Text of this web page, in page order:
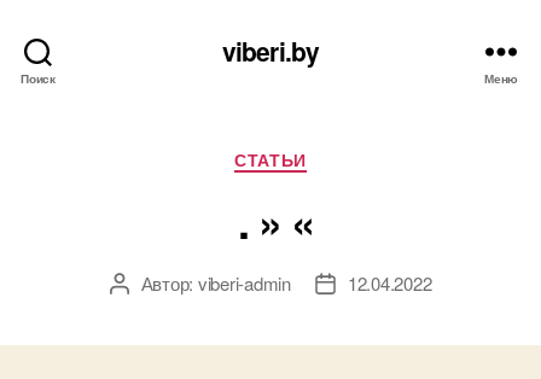
Поиск
viberi.by
Меню
Рубрики
СТАТЬИ
. » «
АвторАвтор: viberi-admin
Дата12.04.2022